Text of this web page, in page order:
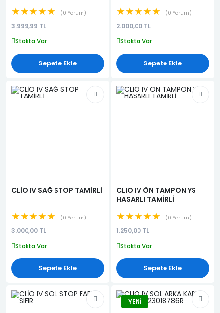
★★★★★ 0 Yorum
3.999,99 TL
Stokta Var
Sepete Ekle
★★★★★ 0 Yorum
2.000,00 TL
Stokta Var
Sepete Ekle
CLİO IV SAĞ STOP TAMİRLİ
★★★★★ 0 Yorum
3.000,00 TL
Stokta Var
Sepete Ekle
CLIO IV ÖN TAMPON YS
HASARLI TAMİRLİ
★★★★★ 0 Yorum
1.250,00 TL
Stokta Var
Sepete Ekle
YENI